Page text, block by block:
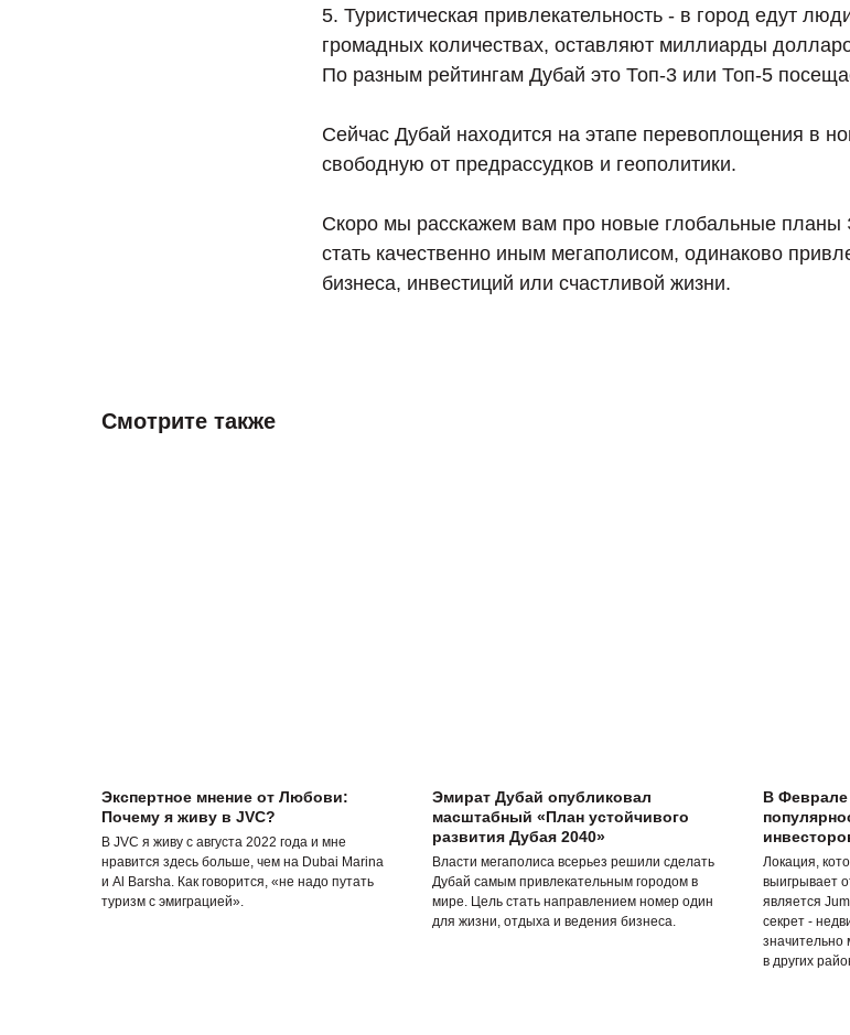
5. Туристическая привлекательность - в город едут
громадных количествах, оставляют миллиарды
По разным рейтингам Дубай это Топ-3 или Топ-5
Сейчас Дубай находится на этапе перевоплощения в
свободную от предрассудков и геополитики.
Скоро мы расскажем вам про новые глобальные планы
стать качественно иным мегаполисом, одинаково
бизнеса, инвестиций или счастливой жизни.
Смотрите также
Экспертное мнение от Любови:
Почему я живу в JVC?
В JVC я живу с августа 2022 года и мне
нравится здесь больше, чем на Dubai Marina
и Al Barsha. Как говорится, «не надо путать
туризм с эмиграцией».
Эмират Дубай опубликовал
масштабный «План устойчивого
развития Дубая 2040»
Власти мегаполиса всерьез решили сделать
Дубай самым привлекательным городом в
мире. Цель стать направлением номер один
для жизни, отдыха и ведения бизнеса.
В Феврале
Локация,
выигрывает
является
секрет -
значительно
в других